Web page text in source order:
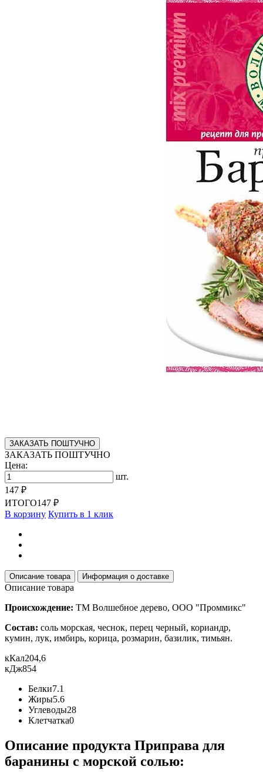
ЗАКАЗАТЬ ПОШТУЧНО
ЗАКАЗАТЬ ПОШТУЧНО
Цена:
шт.
147 ₽
ИТОГО147 ₽
В корзину Купить в 1 клик
Описание товара Информация о доставке
Описание товара
Происхождение: ТМ Волшебное дерево, ООО "Проммикс"
Состав: соль морская, чеснок, перец черный, кориандр,
кумин, лук, имбирь, корица, розмарин, базилик, тимьян.
кКал204,6
кДж854
Белки7.1
Жиры5.6
Углеводы28
Клетчатка0
Описание продукта Приправа для
баранины с морской солью: